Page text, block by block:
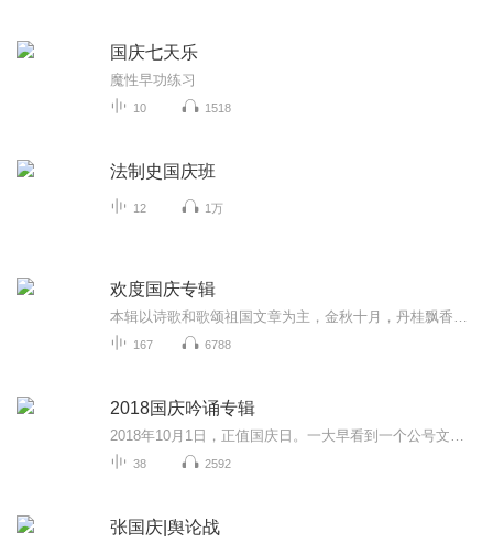
国庆七天乐
魔性早功练习
10 1518
法制史国庆班
12 1万
欢度国庆专辑
167 6788
2018国庆吟诵专辑
38 2592
张国庆|舆论战